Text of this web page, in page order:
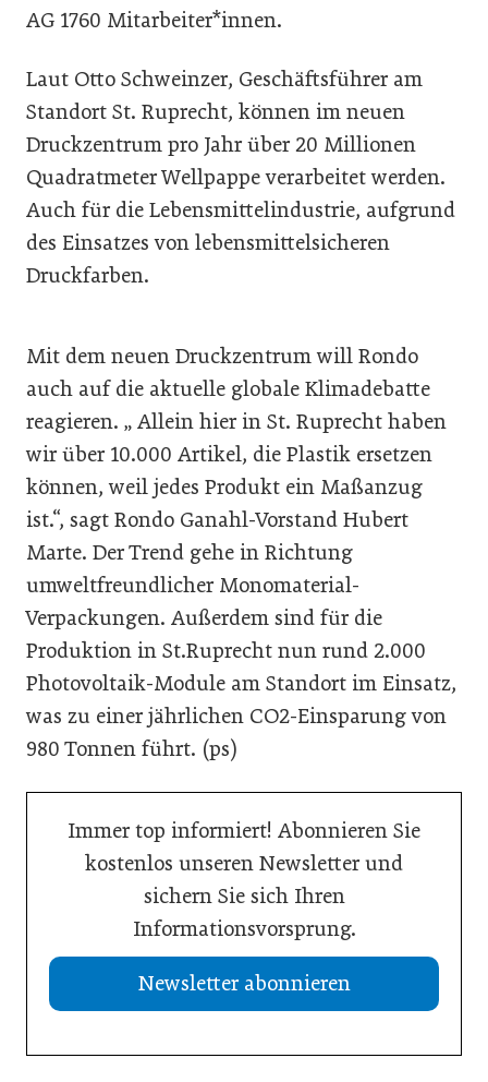
AG 1760 Mitarbeiter*innen.
Laut Otto Schweinzer, Geschäftsführer am
Standort St. Ruprecht, können im neuen
Druckzentrum pro Jahr über 20 Millionen
Quadratmeter Wellpappe verarbeitet werden.
Auch für die Lebensmittelindustrie, aufgrund
des Einsatzes von lebensmittelsicheren
Druckfarben.
Mit dem neuen Druckzentrum will Rondo
auch auf die aktuelle globale Klimadebatte
reagieren. „ Allein hier in St. Ruprecht haben
wir über 10.000 Artikel, die Plastik ersetzen
können, weil jedes Produkt ein Maßanzug
ist.“, sagt Rondo Ganahl-Vorstand Hubert
Marte. Der Trend gehe in Richtung
umweltfreundlicher Monomaterial-
Verpackungen. Außerdem sind für die
Produktion in St.Ruprecht nun rund 2.000
Photovoltaik-Module am Standort im Einsatz,
was zu einer jährlichen CO2-Einsparung von
980 Tonnen führt. (ps)
Immer top informiert! Abonnieren Sie
kostenlos unseren Newsletter und
sichern Sie sich Ihren
Informationsvorsprung.
Newsletter abonnieren